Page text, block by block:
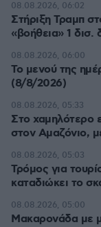
Στήριξη Τραμπ
«βοήθεια» 1 δισ.
08.08.2026, 06:02
Το μενού της
(8/8/2026)
08.08.2026, 06:00
Στο χαμηλότερο
στον Αμαζόνιο,
08.08.2026, 05:33
Τρόμος για
καταδιώκει το
08.08.2026, 05:03
Μακαρονάδα με
08.08.2026, 05:00